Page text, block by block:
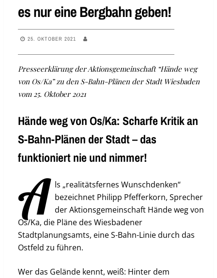
es nur eine Bergbahn geben!
25. OKTOBER 2021
Presseerklärung der Aktionsgemeinschaft “Hände weg
von Os/Ka” zu den S-Bahn-Plänen der Stadt Wiesbaden
vom 25. Oktober 2021
Hände weg von Os/Ka: Scharfe Kritik an
S-Bahn-Plänen der Stadt – das
funktioniert nie und nimmer!
A ls „realitätsfernes Wunschdenken“
bezeichnet Philipp Pfefferkorn, Sprecher
der Aktionsgemeinschaft Hände weg von
Os/Ka, die Pläne des Wiesbadener
Stadtplanungsamts, eine S-Bahn-Linie durch das
Ostfeld zu führen.
Wer das Gelände kennt, weiß: Hinter dem